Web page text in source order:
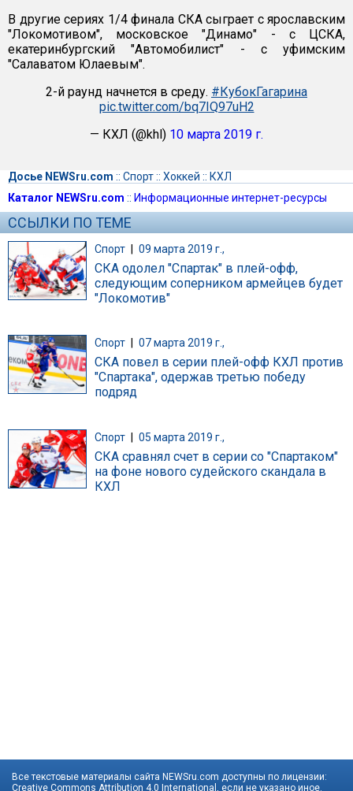
В другие сериях 1/4 финала СКА сыграет с ярославским
"Локомотивом", московское "Динамо" - с ЦСКА,
екатеринбургский "Автомобилист" - с уфимским
"Салаватом Юлаевым".
2-й раунд начнется в среду. #КубокГагарина
pic.twitter.com/bq7IQ97uH2
— КХЛ (@khl) 10 марта 2019 г.
Досье NEWSru.com :: Спорт:: Хоккей :: КХЛ
Каталог NEWSru.com :: Информационные интернет-ресурсы
ССЫЛКИ ПО ТЕМЕ
Спорт 09 марта 2019 г.,
СКА одолел "Спартак" в плей-офф,
следующим соперником армейцев будет
"Локомотив"
Спорт 07 марта 2019 г.,
СКА повел в серии плей-офф КХЛ против
"Спартака", одержав третью победу
подряд
Спорт | 05 марта 2019 г.,
СКА сравнял счет в серии со "Спартаком"
на фоне нового судейского скандала в
КХЛ
Все текстовые материалы сайта NEWSru.com доступны по лицензии:
Creative Commons Attribution 4.0 International
, если не указано иное.